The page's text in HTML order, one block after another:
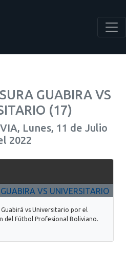
GUABIRA VS
(17)
Lunes, 11 de Julio
2022
vs Universitario por el
del Fútbol Profesional Boliviano.